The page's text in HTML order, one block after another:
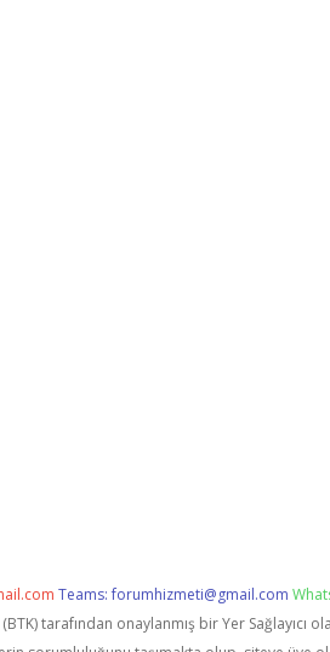
Teams:forumhizmeti@gmail.com
tarafından onaylanmış bir Yer